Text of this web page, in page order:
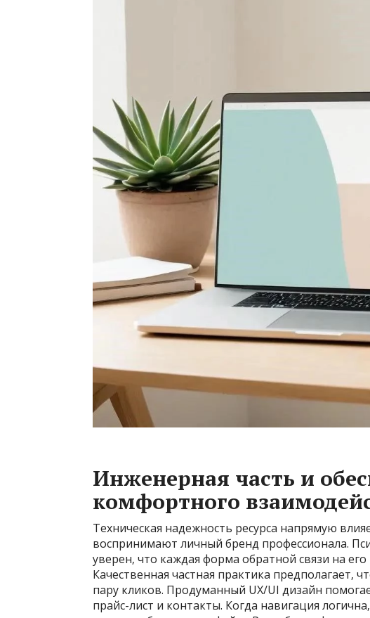
Инженерная часть и
комфортного
Техническая надежность ресурса напрямую
воспринимают личный бренд профессионала.
уверен‚ что каждая форма обратной связи на его
Качественная частная практика предполагает‚
пару кликов. Продуманный UX/UI дизайн
прайс-лист и контакты. Когда навигация